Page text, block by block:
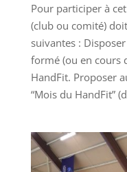
Pour participer à
(club ou comité)
suivantes :
formé (ou en cours
HandFit. Proposer
“Mois du HandFit”